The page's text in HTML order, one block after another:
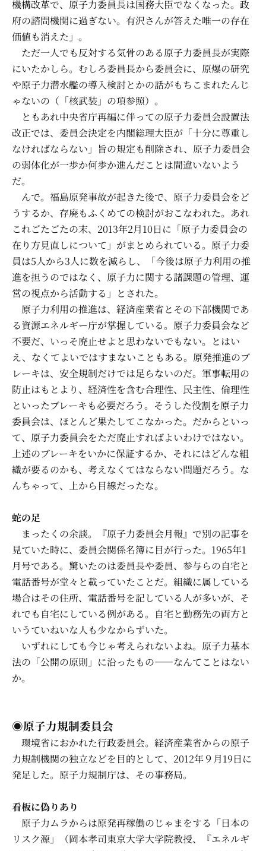
機構改革で、原子力委員長は国務大臣でなくなった。政
府の諮問機関に過ぎない。有沢さんが答えた唯一の存在
価値も消えた」。
ただ一人でも反対する気骨のある原子力委員長が実際
にいたかしら。むしろ委員長から委員会に、原爆の研究
や原子力潜水艦の導入検討とかの話がもちこまれたんじ
ゃないの（「核武装」の項参照）。
ともあれ中央省庁再編に伴っての原子力委員会設置法
改正では、委員会決定を内閣総理大臣が「十分に尊重し
なければならない」旨の規定も削除され、原子力委員会
の弱体化が一歩か何歩か進んだことは間違いないよう
だ。
んで。福島原発事故が起きた後で、原子力委員会をど
うするか、存廃もふくめての検討がおこなわれた。あれ
これごたごたの末、2013年2月10日に「原子力委員会の
在り方見直しについて」がまとめられている。原子力委
員は5人から3人に数を減らし、「今後は原子力利用の推
進を担うのではなく、原子力に関する諸課題の管理、運
営の視点から活動する」とされた。
原子力利用の推進は、経済産業省とその下部機関であ
る資源エネルギー庁が掌握している。原子力委員会など
不要だ、いっそ廃止せよと思わないでもない。とはい
え、なくてよいではすまないこともある。原発推進のブ
レーキは、安全規制だけでは足らないのだ。軍事転用の
防止はもとより、経済性を含む合理性、民主性、倫理性
といったブレーキも必要だろう。そうした役割を原子力
委員会は、ほとんど果たしてこなかった。だからといっ
て、原子力委員会をただ廃止すればよいわけではない。
上述のブレーキをいかに保証するか、それにはどんな組
織が要るのかも、考えなくてはならない問題だろう。な
んちゃって、上から目線だったな。
蛇の足
まったくの余談。『原子力委員会月報』で別の記事を
見ていた時に、委員会関係名簿に目が行った。1965年1
月号である。驚いたのは委員長や委員、参与らの自宅と
電話番号が堂々と載っていたことだ。組織に属している
場合はその住所、電話番号を記している人が多いが、そ
れでも自宅にしている例がある。自宅と勤務先の両方と
いうていねいな人も少なからずいた。
いずれにしても今じゃ考えられないよね。原子力基本
法の「公開の原則」に沿ったもの――なんてことはない
か。
◉原子力規制委員会
環境省におかれた行政委員会。経済産業省からの原子
力規制機関の独立などを目的として、2012年９月19日に
発足した。原子力規制庁は、その事務局。
看板に偽りあり
原子力ムラからは原発再稼働のじゃまをする「日本の
リスク源」（岡本孝司東京大学大学院教授、『エネルギ